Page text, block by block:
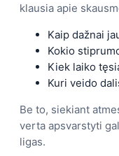
klausia apie
Kaip dažnai
Kokio
Kiek laiko
Kuri veido
Be to, siekiant
verta apsvarstyti
ligas.